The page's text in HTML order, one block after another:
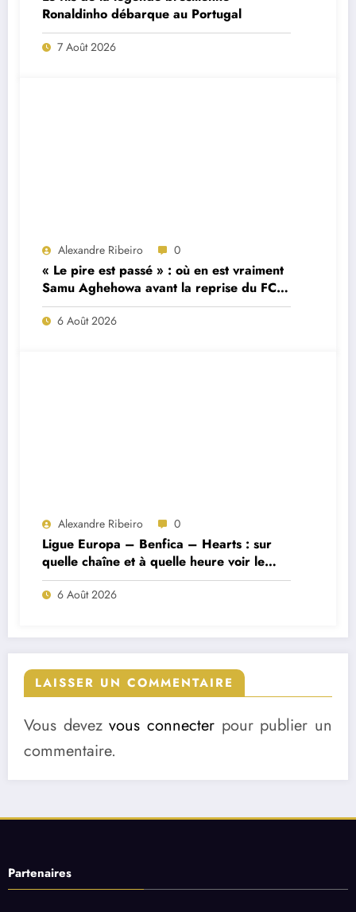
Ronaldinho débarque au Portugal
7 Août 2026
Alexandre Ribeiro 0
« Le pire est passé » : où en est vraiment
Samu Aghehowa avant la reprise du FC
Porto ?
6 Août 2026
Alexandre Ribeiro 0
Ligue Europa – Benfica – Hearts : sur
quelle chaîne et à quelle heure voir le
match ?
6 Août 2026
LAISSER UN COMMENTAIRE
Vous devezvous connecter pour publier un
commentaire.
Partenaires